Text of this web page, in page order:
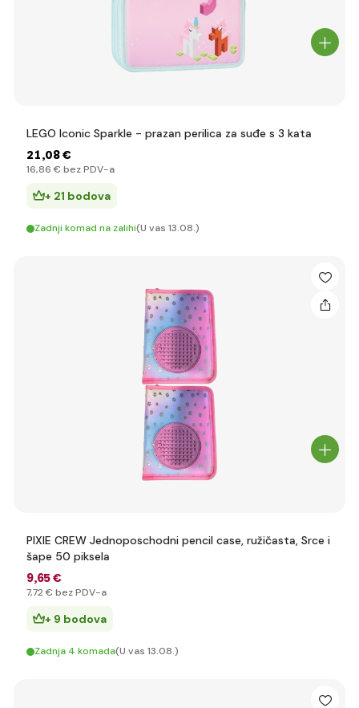
LEGO Iconic Sparkle - prazan perilica za suđe s 3 kata
21,08 €
16,86 € bez PDV-a
+ 21 bodova
Zadnji komad na zalihi(U vas 13.08.)
PIXIE CREW Jednoposchodni pencil case, ružičasta, Srce i
šape 50 piksela
9,65 €
7,72 € bez PDV-a
+ 9 bodova
Zadnja 4 komada(U vas 13.08.)